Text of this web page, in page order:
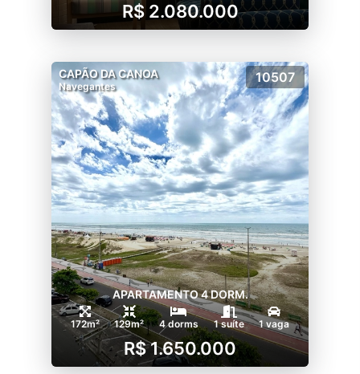
R$ 2.080.000
CAPÃO DA CANOA
Navegantes
10507
APARTAMENTO 4 DORM.
172m² 129m² 4 dorms 1 suíte 1 vaga
R$ 1.650.000